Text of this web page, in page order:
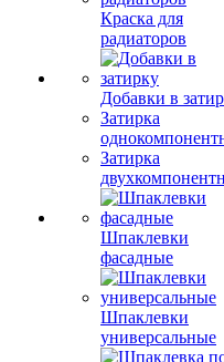
Краска для
радиаторов
Добавки в
Затирка
Затирка
Шпаклевки
фасадные
Шпаклевки
универсальные